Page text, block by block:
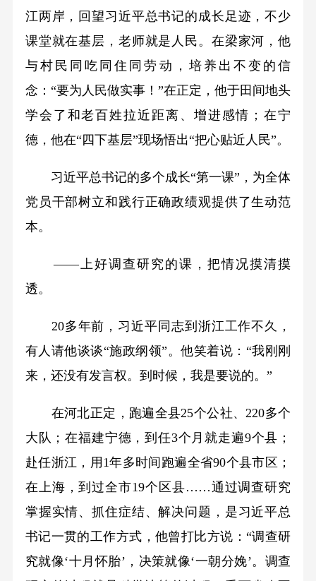
江两岸，回望习近平总书记的成长足迹，不少
课堂就在基层，老师就是人民。在梁家河，他
与村民同吃同住同劳动，培养出不变的信
念：“要为人民做实事！”在正定，他于田间地头
学会了和老百姓拉近距离、增进感情；在宁
德，他在“四下基层”现场悟出“把心贴近人民”。
习近平总书记的多个成长“第一课”，为全体
党员干部树立和践行正确政绩观提供了生动范
本。
——上好调查研究的课，把情况摸清摸
透。
20多年前，习近平同志到浙江工作不久，
有人请他谈谈“施政纲领”。他笑着说：“我刚刚
来，还没有发言权。到时候，我是要说的。”
在河北正定，跑遍全县25个公社、220多个
大队；在福建宁德，到任3个月就走遍9个县；
赴任浙江，用1年多时间跑遍全省90个县市区；
在上海，到过全市19个区县……通过调查研究
掌握实情、抓住症结、解决问题，是习近平总
书记一贯的工作方式，他曾打比方说：“调查研
究就像‘十月怀胎’，决策就像‘一朝分娩’。调查